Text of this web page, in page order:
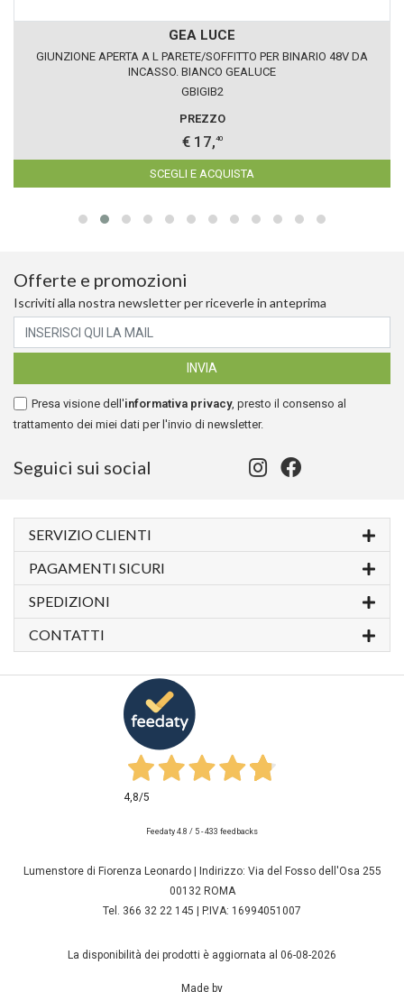
GEA LUCE
GIUNZIONE APERTA A L PARETE/SOFFITTO PER BINARIO 48V DA
INCASSO. BIANCO GEALUCE
GBIGIB2
PREZZO
€ 17,40
SCEGLI E ACQUISTA
Offerte e promozioni
Iscriviti alla nostra newsletter per riceverle in anteprima
Presa visione dell'informativa privacy, presto il consenso al
trattamento dei miei dati per l'invio di newsletter.
Seguici sui social
SERVIZIO CLIENTI
PAGAMENTI SICURI
SPEDIZIONI
CONTATTI
Lumenstore di Fiorenza Leonardo | Indirizzo: Via del Fosso dell'Osa 255
00132 ROMA
Tel. 366 32 22 145 | P.IVA: 16994051007
La disponibilità dei prodotti è aggiornata al 06-08-2026
4,8/5
Feedaty 4.8 / 5 -433 feedbacks
Made by